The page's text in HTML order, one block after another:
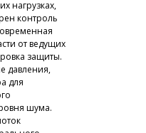
нагрузках,
контроль
от ведущих
защиты.
давления,
для
шума.